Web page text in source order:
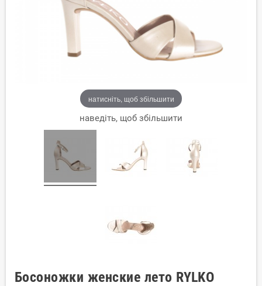
натисніть, щоб збільшити
наведіть, щоб збільшити
Босоножки женские лето RYLKO